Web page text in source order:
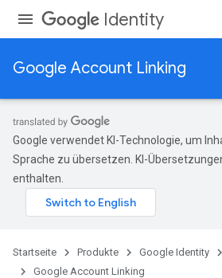
Identity
Google Account Linking
Google verwendet KI-Technologie, um
Sprache zu übersetzen. KI-
enthalten.
Startseite Produkte Google Identity
Google Account Linking